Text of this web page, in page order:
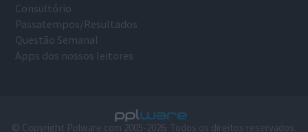
Consultório
Passatempos/Resultados
Questão Semanal
Apps dos nossos leitores
© Copyright Pplware.com 2005-2026. Todos os direitos reservados.